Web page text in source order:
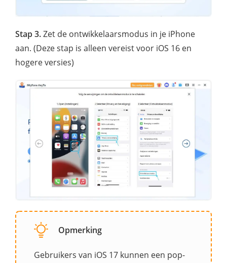
Stap 3.Zet de ontwikkelaarsmodus in je iPhone
aan. (Deze stap is alleen vereist voor iOS 16 en
hogere versies)
Opmerking
Gebruikers van iOS 17 kunnen een pop-